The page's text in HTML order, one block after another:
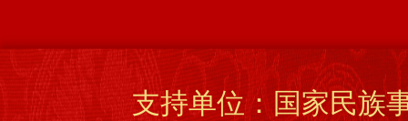
支持单位：国家民族